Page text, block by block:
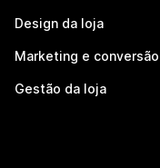
Design da loja
Marketing e conversão
Gestão da loja